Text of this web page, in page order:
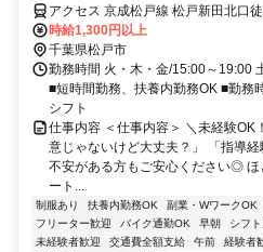
アクセス 京成松戸線 松戸新田北口
口徒歩約9分、京成松戸線 みのり台
時給1,300円以上
千葉県松戸市
勤務時間 火・木・金/15:00～19:00
■短時間勤務、扶養内勤務OK ■勤
シフト
仕事内容 ＜仕事内容＞ ＼未経験OK
意じゃないけど大丈夫？」 「指導
不安がある方もご安心ください◎ ほ
ート...
制服あり 扶養内勤務OK 副業・WワークOK
フリーター歓迎
バイク通勤OK 早朝 シフ
未経験者歓迎
交通費全額支給 午前 経験者